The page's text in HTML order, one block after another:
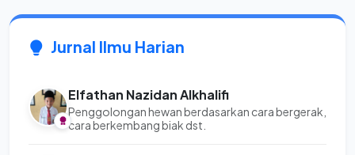
Jurnal Ilmu Harian
Elfathan Nazidan Alkhalifi
Penggolongan hewan berdasarkan cara bergerak,
cara berkembang biak dst.